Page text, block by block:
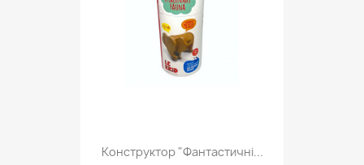
Конструктор "Фантастичні...